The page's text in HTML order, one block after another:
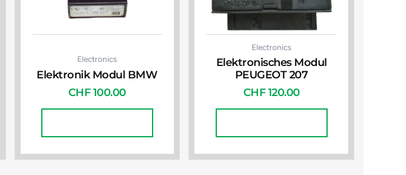
Electronics
Elektronik Modul BMW
CHF100.00
Electronics
Elektronisches Modul
PEUGEOT 207
CHF120.00